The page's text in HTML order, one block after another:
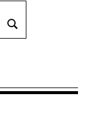
Suchen